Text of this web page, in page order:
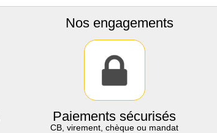
Nos engagements
Paiements sécurisés
CB, virement, chèque ou mandat